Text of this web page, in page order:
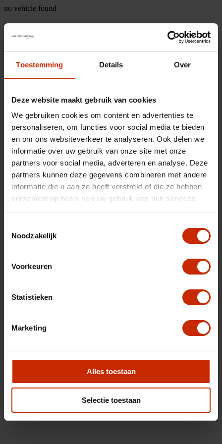
Toestemming Details Over
Deze website maakt gebruik van cookies
We gebruiken cookies om content en advertenties te
personaliseren, om functies voor social media te bieden
en om ons websiteverkeer te analyseren. Ook delen we
informatie over uw gebruik van onze site met onze
partners voor social media, adverteren en analyse. Deze
partners kunnen deze gegevens combineren met andere
informatie die u aan ze heeft verstrekt of die ze hebben
verzameld op basis van uw gebruik van hun services.
Noodzakelijk
Voorkeuren
Statistieken
Marketing
Alles toestaan
Selectie toestaan
no vehicle found